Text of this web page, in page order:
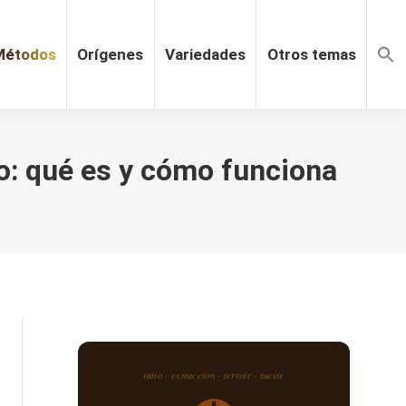
Orígenes Variedades Otros temas
qué es y cómo funciona
ratio · extracción · terroir · tueste